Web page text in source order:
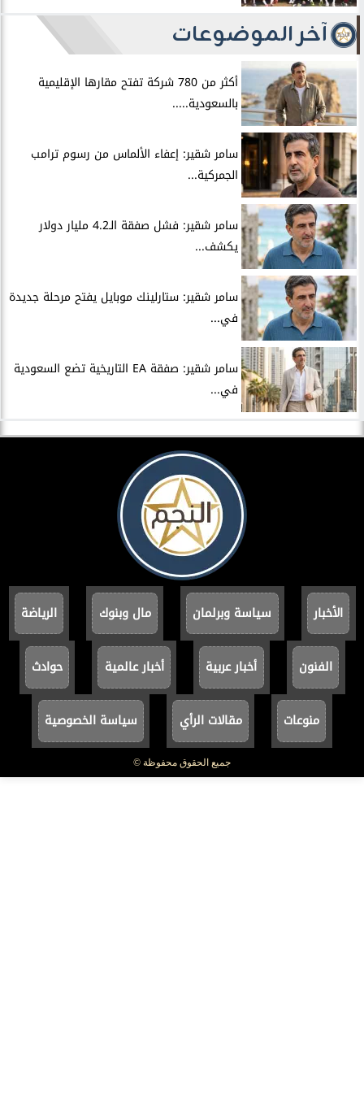
آخر الموضوعات
أكثر من 780 شركة تفتح مقارها الإقليمية
بالسعودية.....
سامر شقير: إعفاء الألماس من رسوم ترامب
الجمركية...
سامر شقير: فشل صفقة الـ4.2 مليار دولار
يكشف...
سامر شقير: ستارلينك موبايل يفتح مرحلة جديدة
في...
سامر شقير: صفقة EA التاريخية تضع السعودية
في...
الأخبار سياسة وبرلمان مال وبنوك الرياضة
الفنون أخبار عربية أخبار عالمية حوادث
منوعات مقالات الرأي سياسة الخصوصية
جميع الحقوق محفوظة ©